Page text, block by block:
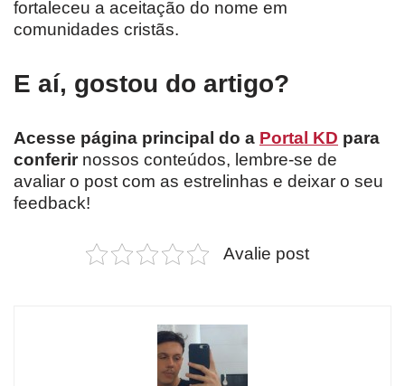
fortaleceu a aceitação do nome em
comunidades cristãs.
E aí, gostou do artigo?
Acesse página principal do a Portal KD para
conferirnossos conteúdos, lembre-se de
avaliar o post com as estrelinhas e deixar o seu
feedback!
Avalie post